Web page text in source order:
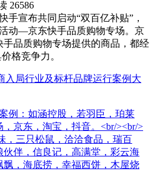
26586
手宣布共同启动“双百亿补贴”，
动—京东快手品质购物专场。京
品质购物专场提供的商品，都经
格竞争力。
入局行业及标杆品牌运行案例大
例：如涵控股，若羽臣，珀莱
京东，淘宝，抖音。<br/><br/>
，三只松鼠，洽洽食品，瑞百
伴，信良记，高满堂，彩云海
，海底捞，幸福西饼，木屋烧